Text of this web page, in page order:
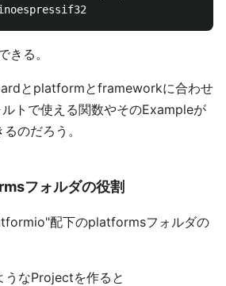
きる。
とplatformとframeworkに合わせ
トで使える関数やそのExampleが
のだろう。
フォルダの役割
配下のplatformsフォルダの
うなProjectを作ると